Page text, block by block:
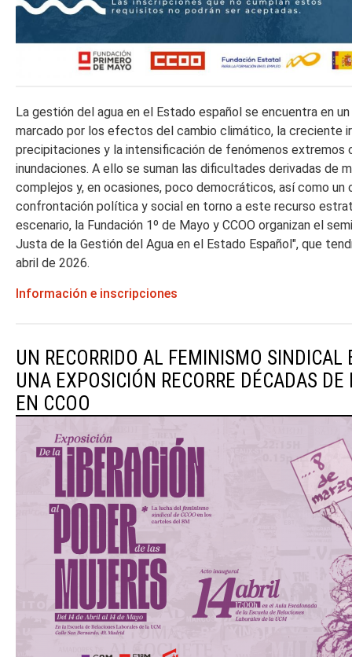
La gestión del agua en el Estado español se encuentra en
marcado por los efectos del cambio climático, la creciente
precipitaciones y la intensificación de fenómenos extremos
inundaciones. A ello se suman las dificultades derivadas de
complejos y, en ocasiones, poco democráticos, así como
confrontación política y social en torno a este recurso
escenario, la Fundación 1º de Mayo y CCOO organizan el
Justa de la Gestión del Agua en el Estado Español", que
abril de 2026.
Información e inscripciones
UN RECORRIDO AL FEMINISMO SINDICAL
UNA EXPOSICIÓN RECORRE DÉCADAS
EN CCOO